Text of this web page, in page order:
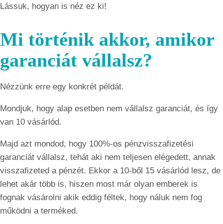
Lássuk, hogyan is néz ez ki!
Mi történik akkor, amikor
garanciát vállalsz?
Nézzünk erre egy konkrét példát.
Mondjuk, hogy alap esetben nem vállalsz garanciát, és így
van 10 vásárlód.
Majd azt mondod, hogy 100%-os pénzvisszafizetési
garanciát vállalsz, tehát aki nem teljesen elégedett, annak
visszafizeted a pénzét. Ekkor a 10-ből 15 vásárlód lesz, de
lehet akár több is, hiszen most már olyan emberek is
fognak vásárolni akik eddig féltek, hogy náluk nem fog
működni a terméked.